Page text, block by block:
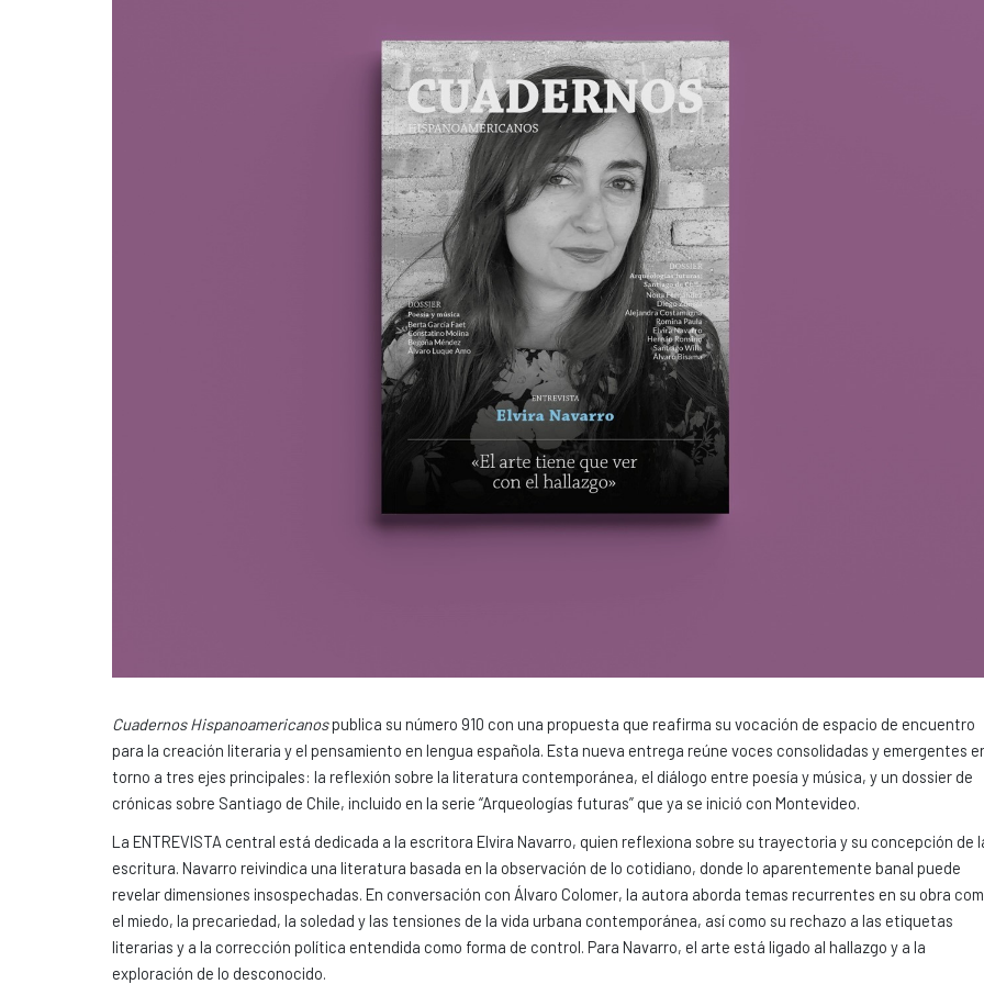
Cuadernos Hispanoamericanospublica su número 910 con una propuesta que reafirma su vocación de espacio de encuentro
para la creación literaria y el pensamiento en lengua española. Esta nueva entrega reúne voces consolidadas y emergentes
torno a tres ejes principales: la reflexión sobre la literatura contemporánea, el diálogo entre poesía y música, y un dossier de
crónicas sobre Santiago de Chile, incluido en la serie “Arqueologías futuras” que ya se inició con Montevideo.
La ENTREVISTA central está dedicada a la escritora Elvira Navarro, quien reflexiona sobre su trayectoria y su concepción de
escritura. Navarro reivindica una literatura basada en la observación de lo cotidiano, donde lo aparentemente banal puede
revelar dimensiones insospechadas. En conversación con Álvaro Colomer, la autora aborda temas recurrentes en su obra
el miedo, la precariedad, la soledad y las tensiones de la vida urbana contemporánea, así como su rechazo a las etiquetas
literarias y a la corrección política entendida como forma de control. Para Navarro, el arte está ligado al hallazgo y a la
exploración de lo desconocido.